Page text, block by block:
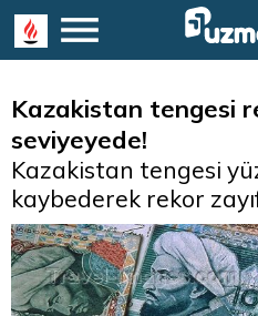
Kazakistan tengesi
seviyeyede!
Kazakistan tengesi
kaybederek rekor